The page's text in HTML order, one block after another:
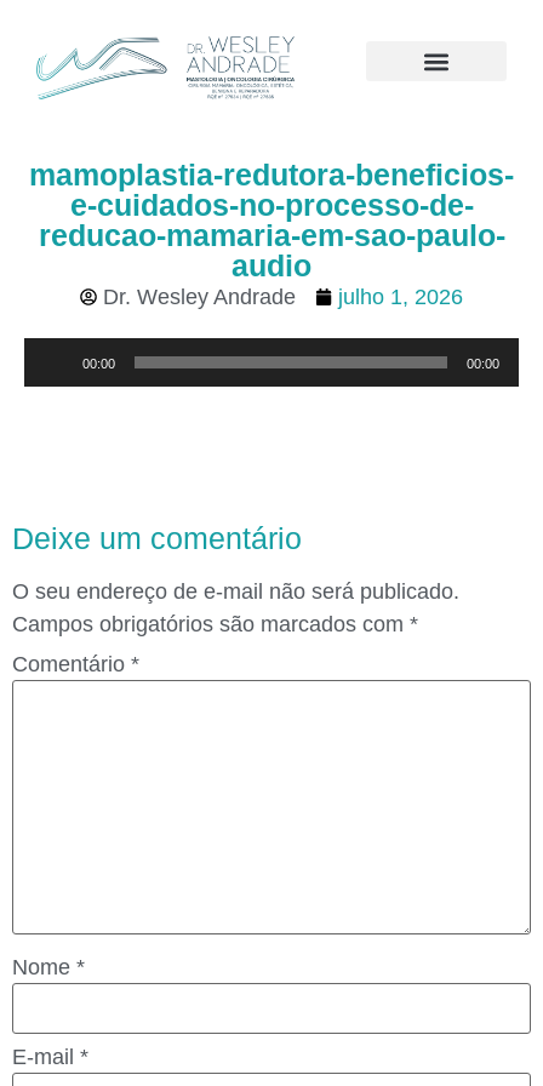
mamoplastia-redutora-beneficios-
e-cuidados-no-processo-de-
reducao-mamaria-em-sao-paulo-
audio
Dr. Wesley Andrade julho 1, 2026
00:00 00:00
Deixe um comentário
O seu endereço de e-mail não será publicado.
Campos obrigatórios são marcados com *
Comentário *
Nome *
E-mail *